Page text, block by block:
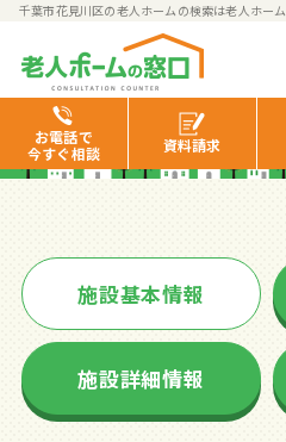
千葉市花見川区の老人ホームの検索は老人ホー
お電話で
今すぐ相談
資料請求
シニア町内会
館
施設基本情報
施設詳細情報